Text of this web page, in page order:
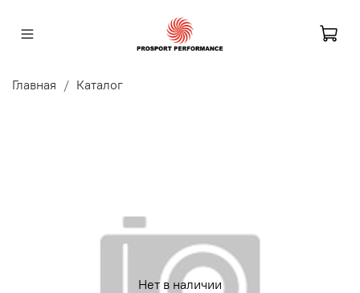
Главная Каталог
Нет в наличии